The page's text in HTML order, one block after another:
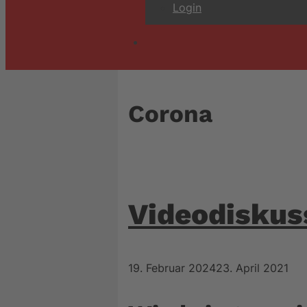
Login
Corona
19. Februar 202423. April 2021